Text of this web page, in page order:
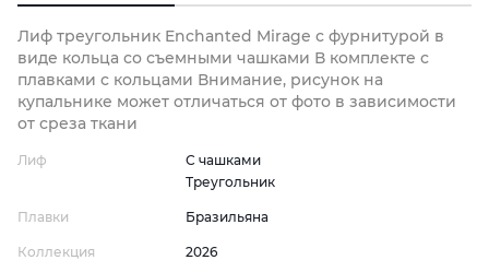
Лиф треугольник Enchanted Mirage с фурнитурой в
виде кольца со съемными чашками В комплекте с
плавками с кольцами Внимание, рисунок на
купальнике может отличаться от фото в зависимости
от среза ткани
Лиф
С чашками
Треугольник
Плавки Бразильяна
Коллекция
2026